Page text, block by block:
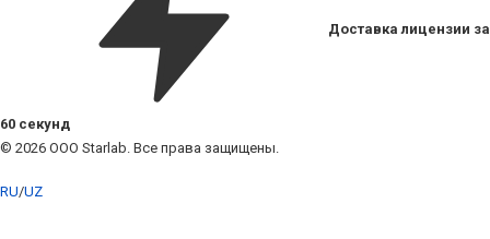
Доставка лицензии за
60 секунд
© 2026 ООО Starlab. Все права защищены.
RU/UZ